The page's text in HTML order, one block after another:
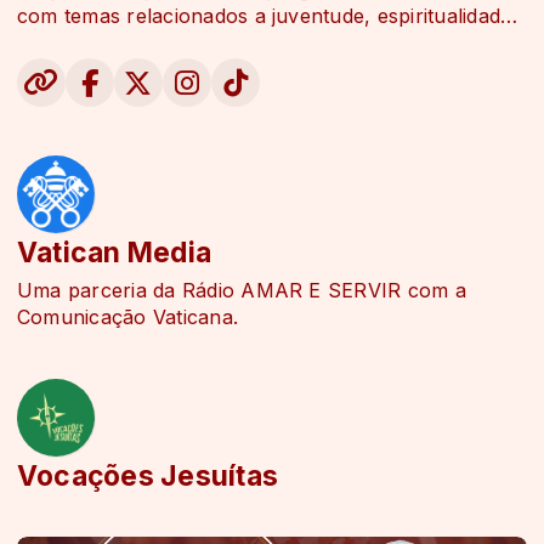
Collegio, 2 – Centro de São Paulo, entre as estações
São Bento e Sé do Metrô. Mais informações no
com temas relacionados a juventude, espiritualidade,
rádios do país.
Vatican Media
Uma parceria da Rádio AMAR E SERVIR com a
Comunicação Vaticana.
Vocações Jesuítas